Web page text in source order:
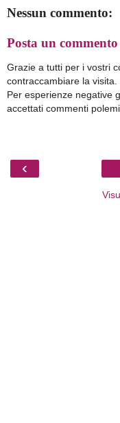
Nessun commento:
Posta un commento
Grazie a tutti per i vostri
contraccambiare la visita.
Per esperienze negative
accettati commenti
‹